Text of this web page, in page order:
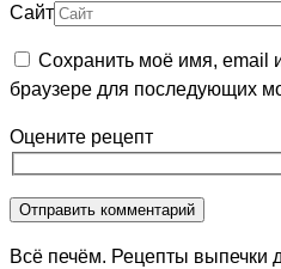
Сайт
Сохранить моё имя, email
браузере для последующих
Оцените рецепт
Всё печём. Рецепты выпечки